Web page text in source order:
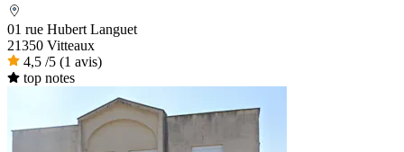
01 rue Hubert Languet
21350 Vitteaux
4,5 /5 (1 avis)
top notes